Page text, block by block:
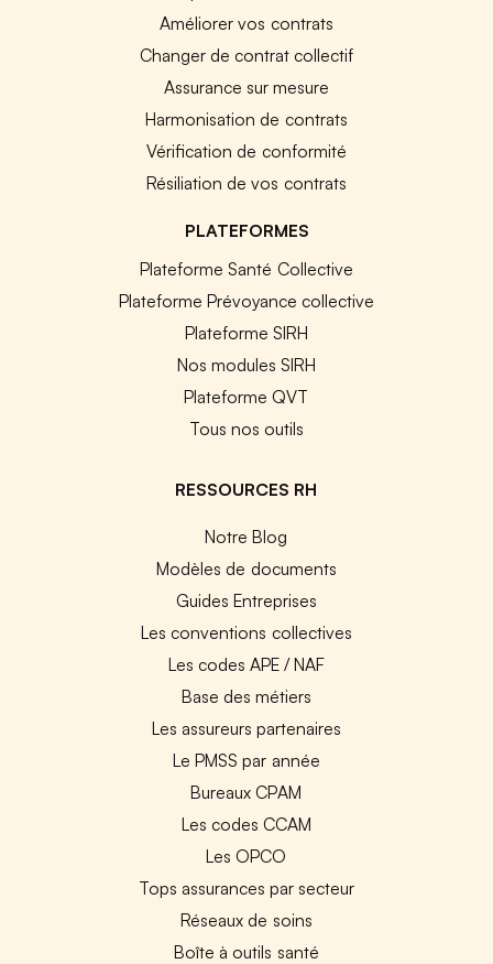
Améliorer vos contrats
Changer de contrat collectif
Assurance sur mesure
Harmonisation de contrats
Vérification de conformité
Résiliation de vos contrats
PLATEFORMES
Plateforme Santé Collective
Plateforme Prévoyance collective
Plateforme SIRH
Nos modules SIRH
Plateforme QVT
Tous nos outils
RESSOURCES RH
Notre Blog
Modèles de documents
Guides Entreprises
Les conventions collectives
Les codes APE / NAF
Base des métiers
Les assureurs partenaires
Le PMSS par année
Bureaux CPAM
Les codes CCAM
Les OPCO
Tops assurances par secteur
Réseaux de soins
Boîte à outils santé